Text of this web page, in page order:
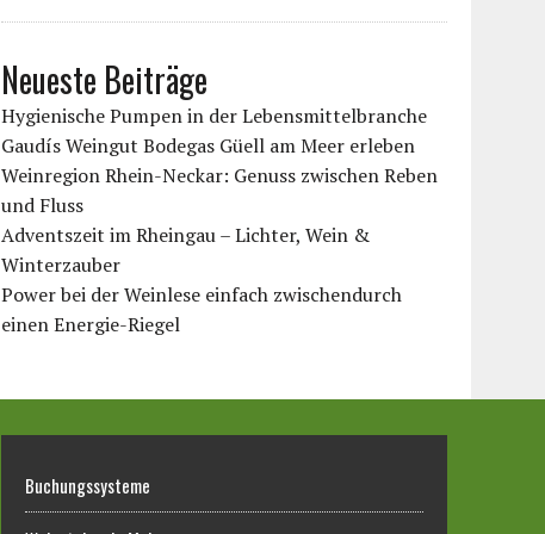
Neueste Beiträge
Hygienische Pumpen in der Lebensmittelbranche
Gaudís Weingut Bodegas Güell am Meer erleben
Weinregion Rhein-Neckar: Genuss zwischen Reben
und Fluss
Adventszeit im Rheingau – Lichter, Wein &
Winterzauber
Power bei der Weinlese einfach zwischendurch
einen Energie-Riegel
Buchungssysteme